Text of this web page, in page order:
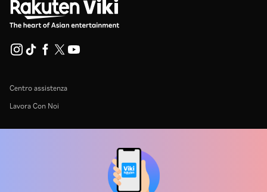
Centro assistenza
Lavora Con Noi